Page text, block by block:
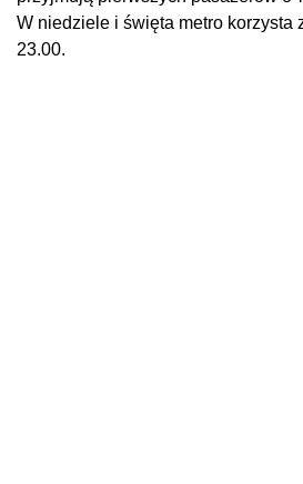
W niedziele i święta metro korzysta
23.00.